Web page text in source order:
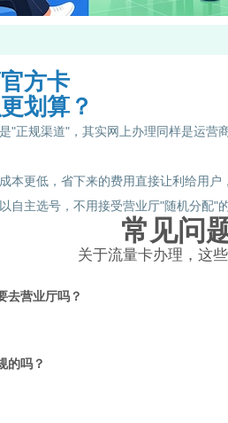
方卡
划算？
"正规渠道"，其实网上办理同样是运
本更低，省下来的费用直接让利给用
自主选号，不用接受营业厅"随机分配"
常见问
关于流量卡办理，这
去营业厅吗？
的吗？